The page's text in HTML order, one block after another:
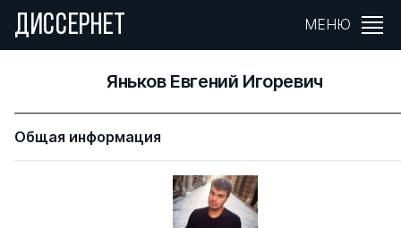
ДИССЕРНЕТ МЕНЮ
Яньков Евгений Игоревич
Общая информация